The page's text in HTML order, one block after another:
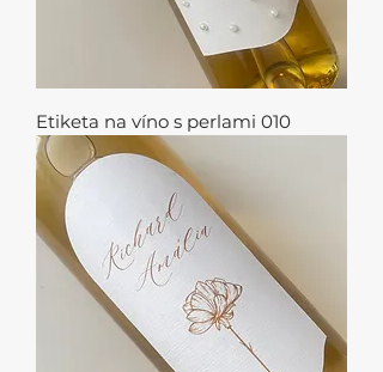
Etiketa na víno s perlami 010